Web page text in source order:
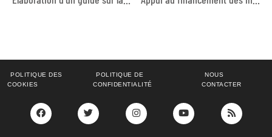
POLITIQUE DES
COOKIES
POLITIQUE DE
CONFIDENTIALITÉ
NOUS
CONTACTER